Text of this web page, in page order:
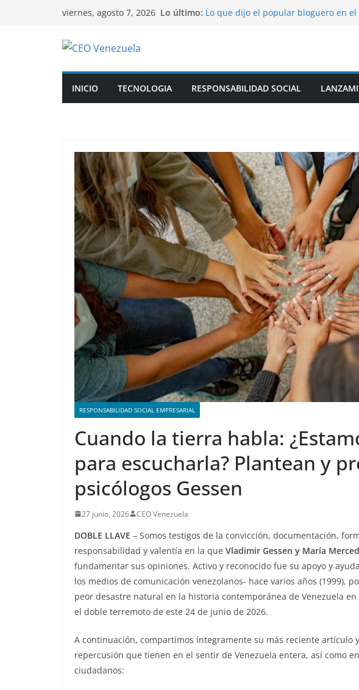
viernes, agosto 7, 2026 Lo último: VIDEO: Brutales consecuencias de
Rusia ataca tres buques de carga en
vinculados con las FF.AA. de Ucrania
INICIO TECNOLOGIA RESPONSABILIDAD SOCIAL
RESPONSABILIDAD SOCIAL EMPRESARIAL
Cuando la tierra habla:
para escucharla? Plantean y
psicólogos Gessen
27 junio, 2026 CEO Venezuela
DOBLE LLAVE – Somos testigos de la convicción, documentación,
responsabilidad y valentía en la que Vladimir Gessen y María
fundamentar sus opiniones. Activo y reconocido fue su apoyo y
los medios de comunicación venezolanos- hace varios años (1999),
peor desastre natural en la historia contemporánea de Venezuela
el doble terremoto de este 24 de junio de 2026.
A continuación, compartimos íntegramente su más reciente artículo
repercusión que tienen en el sentir de Venezuela entera, así como
ciudadanos: